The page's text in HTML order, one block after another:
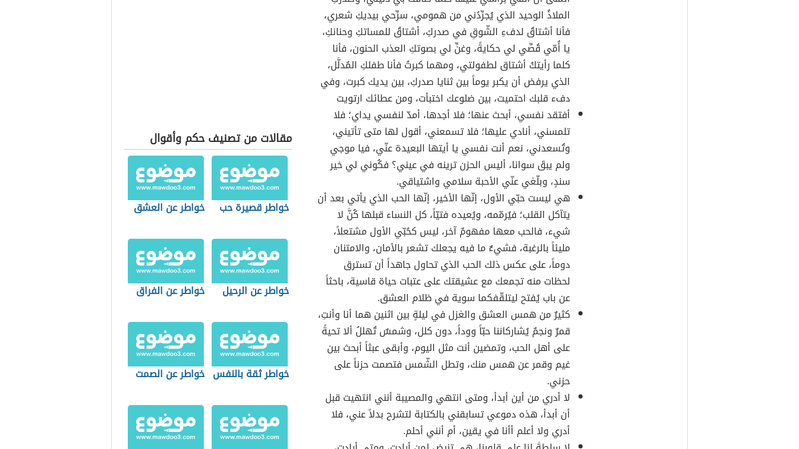
الملاذُ الوحيد الذي يُجرِّدُني من همومي، سرِّحي بيديكِ شعري،
فأنا أشتاقُ لدفءِ الشّوقِ في صدركِ، أشتاقُ للمساتكِ وحنانكِ،
يا أُمّي قُصِّي لي حكايةً، وغنِّ لي بصوتكِ العذب الحنون، فأنا
كلما رأيتكُ أشتاق لطفولتي، ومهما كبرتُ فأنا طفلكِ المُدلَّل،
الذي يرفض أن يكبر يوماً بين ثنايا صدركِ، بين يديك كبرت، وفي
دفء قلبك احتميت، بين ضلوعك اختبأت، ومن عطائك ارتويت
أفتقد نفسي، أبحث عنها؛ فلا أجدها، أمدّ لنفسي يداي؛ فلا
تلمسني، أنادي عليها؛ فلا تسمعني، أقول لها متى تأتيني،
وتُسعدني، نعم أنت نفسي يا أيتها البعيدة عنّي، فيا موجي
ولم يبقَ سوانا، أليس الحزن ترينه في عيني؟ فكُوني لي خير
سندٍ، وبلّغي عنّي الأحبة سلامي واشتياقي.
هي ليست حبّي الأول، إنّها الأخير، إنّها الحب الذي يأتي بعد أن
يتآكل القلب؛ فيُرمّمه، ويُعيده فتيّاً، كل النساء قبلها كُنَّ لا
شيء، فالحب معها مفهومٌ آخر، ليس كحُبّي الأول مشتعلاً،
مليئاً بالرغبة، فشيءٌ ما فيه يجعلك تشعر بالأمان، والامتنان
دوماً، على عكس ذلك الحب الذي تحاول جاهداً أن تسترق
لحظات منه تجمعك مع عشيقتك على عتبات حياة قاسية، باحثاً
عن باب يُفتح ليتلقّفكما سوية في ظلام العشق.
كثيرٌ من همس العشق والغزل في ليلةٍ بين اثنين هما أنا وأنتِ،
قمرٌ ونجمٌ يُشاركاننا حبّاً ووداً، دون كلل، وشمسٌ تُهللُ ألا تحيةً
على أهل الحب، وتمضين أنت مثل اليوم، وأبقى عبثاً أبحث بين
غيم وقمر عن همس منك، وتطل الشّمس فتصمت حزناً على
حزني.
لا أدري من أين أبدأ، ومتى انتهي والمصيبة أنني انتهيت قبل
أن أبدأ، هذه دموعي تسابقني بالكتابة لتشرح بدلاً عني، فلا
أدري ولا أعلم أأنا في يقين، أم أنني أحلم.
مقالات من تصنيف حكم وأقوال
خواطر قصيرة حب خواطر عن العشق
خواطر عن الرحيل خواطر عن الفراق
خواطر ثقة بالنفس خواطر عن الصمت